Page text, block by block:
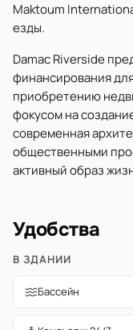
Maktoum
езды.
Damac Riverside
финансирования
приобретению
фокусом на
современная
общественными
активный образ
Удобства
В ЗДАНИИ
Бассейн